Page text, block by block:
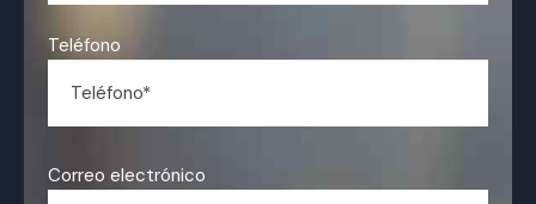
Teléfono
Correo electrónico